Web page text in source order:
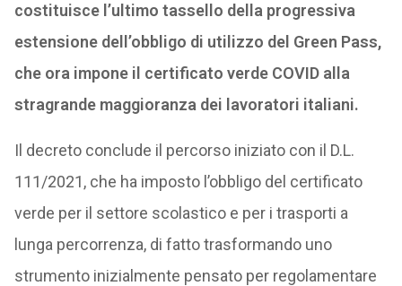
costituisce l’ultimo tassello della progressiva
estensione dell’obbligo di utilizzo del Green Pass,
che ora impone il certificato verde COVID alla
stragrande maggioranza dei lavoratori italiani.
Il decreto conclude il percorso iniziato con il D.L.
111/2021, che ha imposto l’obbligo del certificato
verde per il settore scolastico e per i trasporti a
lunga percorrenza, di fatto trasformando uno
strumento inizialmente pensato per regolamentare